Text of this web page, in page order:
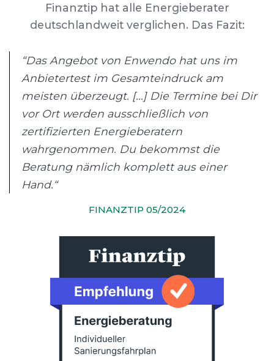
Finanztip hat alle Energieberater
deutschlandweit verglichen. Das Fazit:
“Das Angebot von Enwendo hat uns im
Anbietertest im Gesamteindruck am
meisten überzeugt. [...] Die Termine bei Dir
vor Ort werden ausschließlich von
zertifizierten Energieberatern
wahrgenommen. Du bekommst die
Beratung nämlich komplett aus einer
Hand.“
FINANZTIP 05/2024